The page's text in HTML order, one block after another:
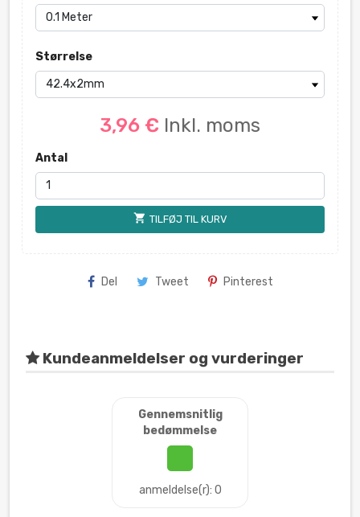
Størrelse
3,96 € Inkl. moms
Antal
shopping_cart TILFØJ TIL KURV
Del Tweet Pinterest
Kundeanmeldelser og vurderinger
Gennemsnitlig
bedømmelse
anmeldelse(r): 0